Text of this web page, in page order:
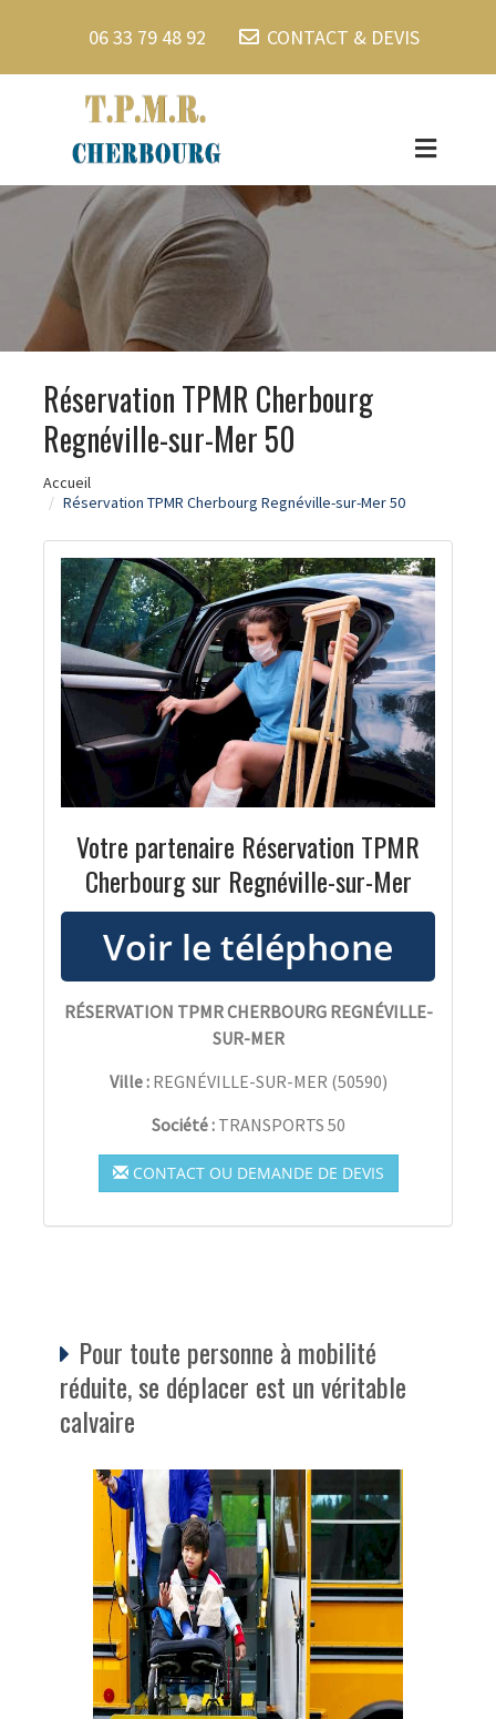
06 33 79 48 92 CONTACT & DEVIS
Réservation TPMR Cherbourg
Regnéville-sur-Mer 50
Accueil
Réservation TPMR Cherbourg Regnéville-sur-Mer 50
Votre partenaire Réservation TPMR
Cherbourg sur Regnéville-sur-Mer
RÉSERVATION TPMR CHERBOURG REGNÉVILLE-
SUR-MER
Ville : REGNÉVILLE-SUR-MER (50590)
Société : TRANSPORTS 50
CONTACT OU DEMANDE DE DEVIS
Pour toute personne à mobilité
réduite, se déplacer est un véritable
calvaire